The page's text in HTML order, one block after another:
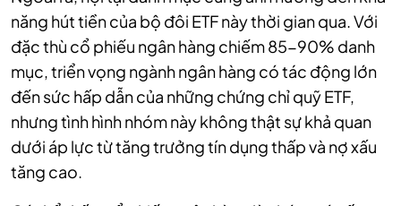
năng hút tiền của bộ đôi ETF này thời gian qua. Với
đặc thù cổ phiếu ngân hàng chiếm 85-90% danh
mục, triển vọng ngành ngân hàng có tác động lớn
đến sức hấp dẫn của những chứng chỉ quỹ ETF,
nhưng tình hình nhóm này không thật sự khả quan
dưới áp lực từ tăng trưởng tín dụng thấp và nợ xấu
tăng cao.